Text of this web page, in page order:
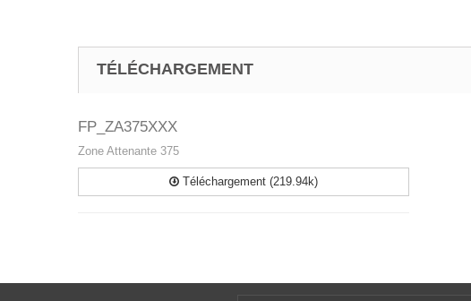
TÉLÉCHARGEMENT
FP_ZA375XXX
Zone Attenante 375
Téléchargement (219.94k)